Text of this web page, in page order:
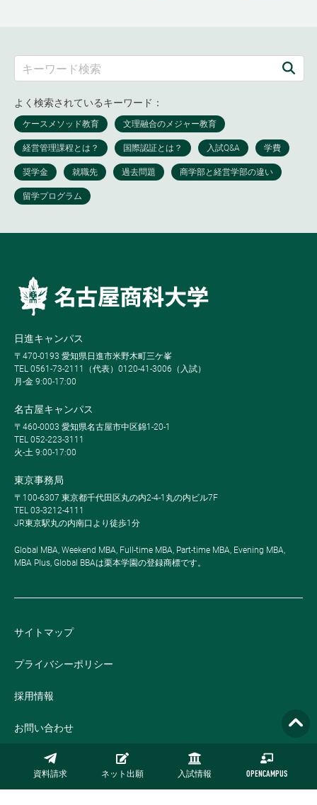
資料請求 ネット出願 入試情報 OPENCAMPUS
よく検索されているキーワード：
日進キャンパス
〒470-0193 愛知県日進市米野木町三ケ峯
TEL 0561-73-2111（代表）0120-41-3006（入試）
月-金 9:00-17:00
名古屋キャンパス
〒460-0003 愛知県名古屋市中区錦1-20-1
TEL 052-223-3111
火-土 9:00-17:00
東京事務局
〒100-6307 東京都千代田区丸の内2-4-1丸の内ビル7F
TEL 03-3212-4111
JR東京駅丸の内南口より徒歩1分
Global MBA, Weekend MBA, Full-time MBA, Part-time MBA, Evening MBA,
MBA Plus, Global BBAは栗本学園の登録商標です。
サイトマップ
プライバシーポリシー
採用情報
お問い合わせ
公式オンラインストア